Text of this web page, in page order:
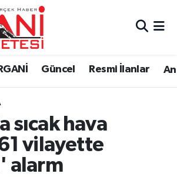
Güncel Resmi İlanlar
sıcak hava
vilayette
alarm
Eczaneler
Yoğunluk Haritası
Durumu ve Fikstür